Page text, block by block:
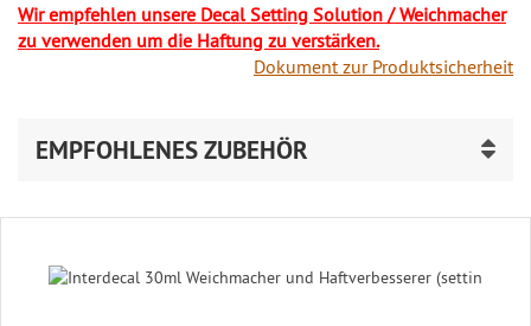
Wir empfehlen unsere Decal Setting Solution / Weichmacher
zu verwenden um die Haftung zu verstärken.
Dokument zur Produktsicherheit
EMPFOHLENES ZUBEHÖR